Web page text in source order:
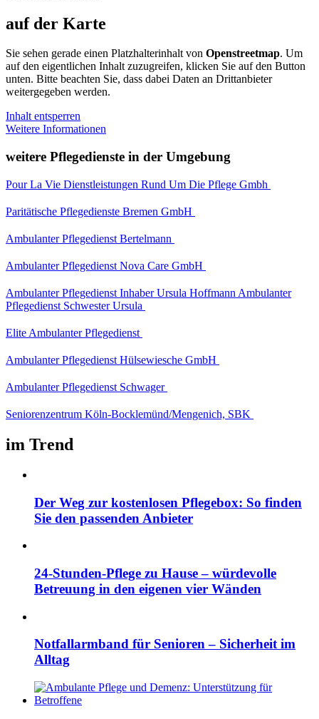
auf der Karte
Sie sehen gerade einen Platzhalterinhalt von Openstreetmap. Um
auf den eigentlichen Inhalt zuzugreifen, klicken Sie auf den Button
unten. Bitte beachten Sie, dass dabei Daten an Drittanbieter
weitergegeben werden.
Inhalt entsperren
Weitere Informationen
weitere Pflegedienste in der Umgebung
Pour La Vie Dienstleistungen Rund Um Die Pflege Gmbh
Paritätische Pflegedienste Bremen GmbH
Ambulanter Pflegedienst Bertelmann
Ambulanter Pflegedienst Nova Care GmbH
Ambulanter Pflegedienst Inhaber Ursula Hoffmann Ambulanter
Pflegedienst Schwester Ursula
Elite Ambulanter Pflegedienst
Ambulanter Pflegedienst Hülsewiesche GmbH
Ambulanter Pflegedienst Schwager
Seniorenzentrum Köln-Bocklemünd/Mengenich, SBK
im Trend
Der Weg zur kostenlosen Pflegebox: So finden
Sie den passenden Anbieter
24-Stunden-Pflege zu Hause – würdevolle
Betreuung in den eigenen vier Wänden
Notfallarmband für Senioren – Sicherheit im
Alltag